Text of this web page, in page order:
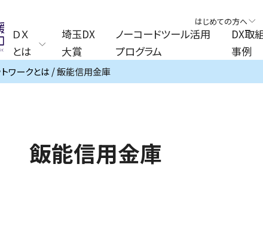
ＤＸ
とは
埼玉DX
大賞
ノーコードツール活用
プログラム
DX取
事例
はじめての方へ
ワークとは 飯能信用金庫
飯能信用金庫